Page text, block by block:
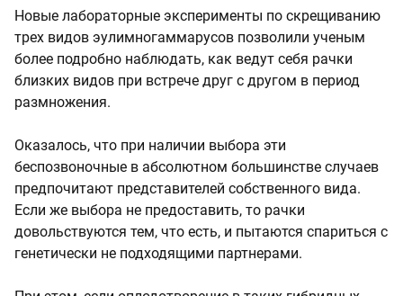
Новые лабораторные эксперименты по скрещиванию
трех видов эулимногаммарусов позволили ученым
более подробно наблюдать, как ведут себя рачки
близких видов при встрече друг с другом в период
размножения.
Оказалось, что при наличии выбора эти
беспозвоночные в абсолютном большинстве случаев
предпочитают представителей собственного вида.
Если же выбора не предоставить, то рачки
довольствуются тем, что есть, и пытаются спариться с
генетически не подходящими партнерами.